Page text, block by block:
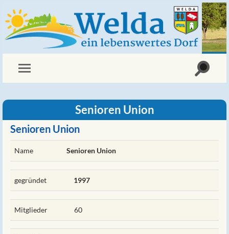
Senioren Union
Senioren Union
Name Senioren Union
gegründet 1997
Mitglieder 60